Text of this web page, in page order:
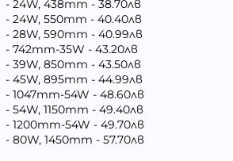
- 24W, 438mm - 38.70лв
- 24W, 550mm - 40.40лв
- 28W, 590mm - 40.99лв
- 742mm-35W - 43.20лв
- 39W, 850mm - 43.50лв
- 45W, 895mm - 44.99лв
- 1047mm-54W - 48.60лв
- 54W, 1150mm - 49.40лв
- 1200mm-54W - 49.70лв
- 80W, 1450mm - 57.70лв